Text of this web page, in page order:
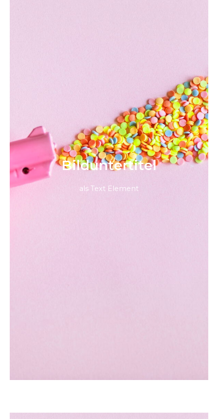
Bild­unter­titel
als Text Element